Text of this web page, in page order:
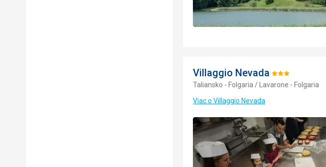
Villaggio Nevada Hodnotenie:
3/5
Taliansko - Folgaria / Lavarone - Folgaria
Viac o Villaggio Nevada